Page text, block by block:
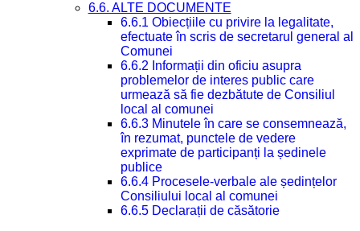
6.6. ALTE DOCUMENTE
6.6.1 Obiecțiile cu privire la legalitate,
efectuate în scris de secretarul general al
Comunei
6.6.2 Informații din oficiu asupra
problemelor de interes public care
urmează să fie dezbătute de Consiliul
local al comunei
6.6.3 Minutele în care se consemnează,
în rezumat, punctele de vedere
exprimate de participanți la ședinele
publice
6.6.4 Procesele-verbale ale ședințelor
Consiliului local al comunei
6.6.5 Declarații de căsătorie